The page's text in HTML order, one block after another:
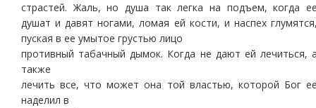
страстей. Жаль, но душа так легка на подъем, когда
душат и давят ногами, ломая ей кости, и наспех
пуская в ее умытое грустью лицо
противный табачный дымок. Когда не дают ей лечиться,
также
лечить все, что может она той властью, которой Бог
наделил в